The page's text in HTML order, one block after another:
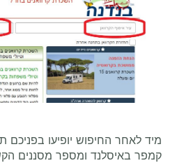
מיד לאחר החיפוש יופיעו בפניכם
קמפר באיסלנד ומספר מסננים